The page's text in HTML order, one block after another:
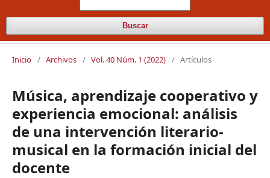
Buscar
Inicio / Archivos / Vol. 40 Núm. 1 (2022) / Artículos
Música, aprendizaje cooperativo y
experiencia emocional: análisis
de una intervención literario-
musical en la formación inicial del
docente